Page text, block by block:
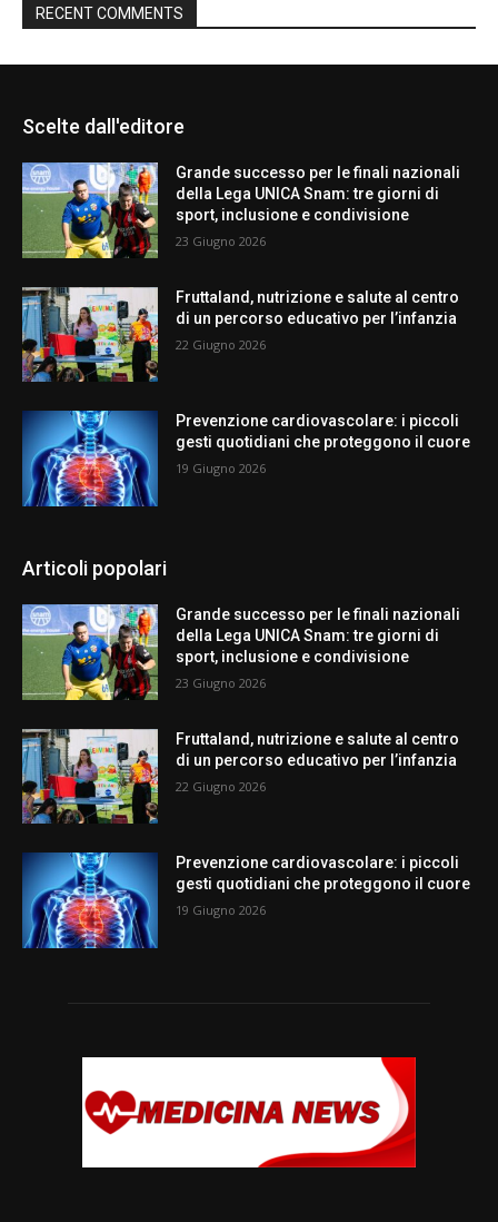
RECENT COMMENTS
Scelte dall'editore
Grande successo per le finali nazionali
della Lega UNICA Snam: tre giorni di
sport, inclusione e condivisione
23 Giugno 2026
Fruttaland, nutrizione e salute al centro
di un percorso educativo per l’infanzia
22 Giugno 2026
Prevenzione cardiovascolare: i piccoli
gesti quotidiani che proteggono il cuore
19 Giugno 2026
Articoli popolari
Grande successo per le finali nazionali
della Lega UNICA Snam: tre giorni di
sport, inclusione e condivisione
23 Giugno 2026
Fruttaland, nutrizione e salute al centro
di un percorso educativo per l’infanzia
22 Giugno 2026
Prevenzione cardiovascolare: i piccoli
gesti quotidiani che proteggono il cuore
19 Giugno 2026